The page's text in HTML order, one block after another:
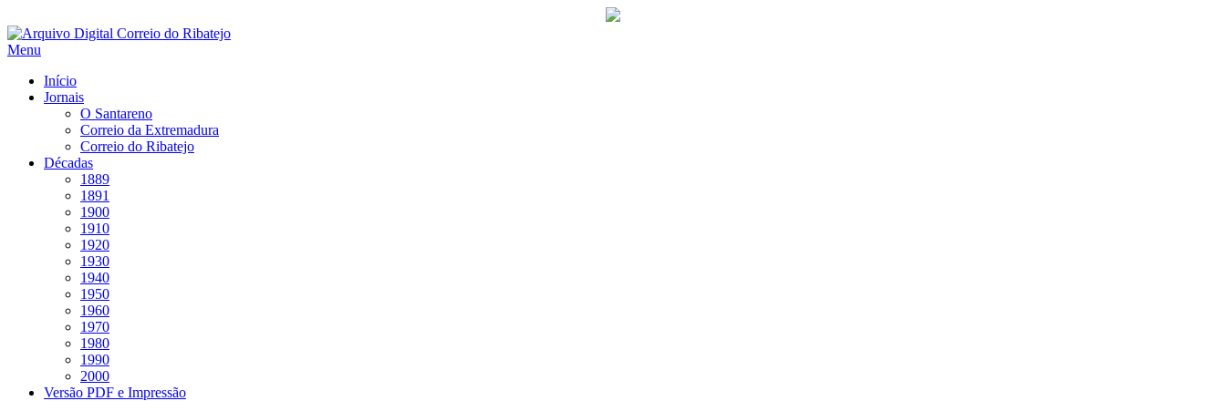
Saltar
para
Menu
Início
Jornais
O Santareno
Correio da Extremadura
Correio do Ribatejo
Décadas
1889
1891
1900
1910
1920
1930
1940
1950
1960
1970
1980
1990
2000
Versão PDF e Impressão